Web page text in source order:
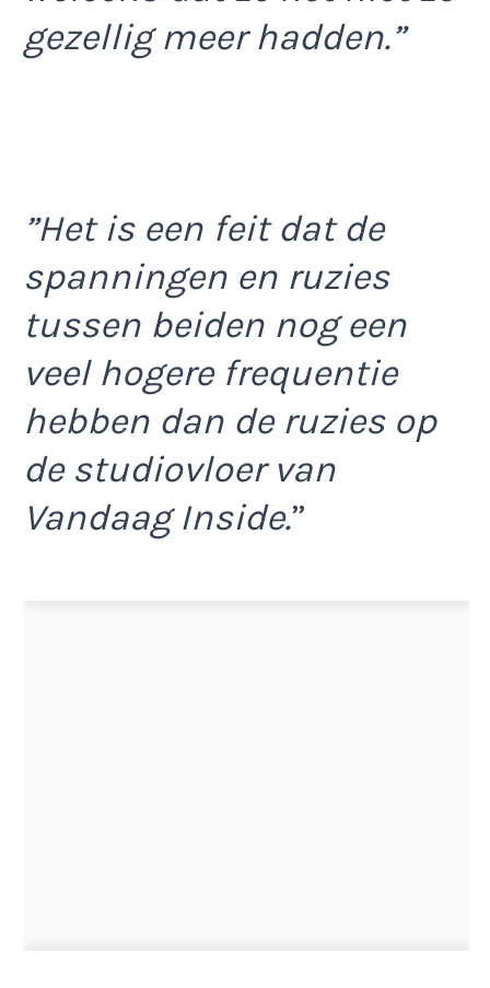
gezellig meer hadden.”
”Het is een feit dat de
spanningen en ruzies
tussen beiden nog een
veel hogere frequentie
hebben dan de ruzies op
de studiovloer van
Vandaag Inside.”